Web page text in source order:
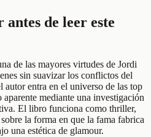
antes de leer este
de las mayores virtudes de Jordi
sin suavizar los conflictos del
entra en el universo de las top
mediante una investigación
El libro funciona como thriller,
la forma en que la fama fabrica
una estética de glamour.